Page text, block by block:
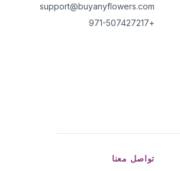
support@buyanyflowers.com
+971-507427217
تواصل معنا